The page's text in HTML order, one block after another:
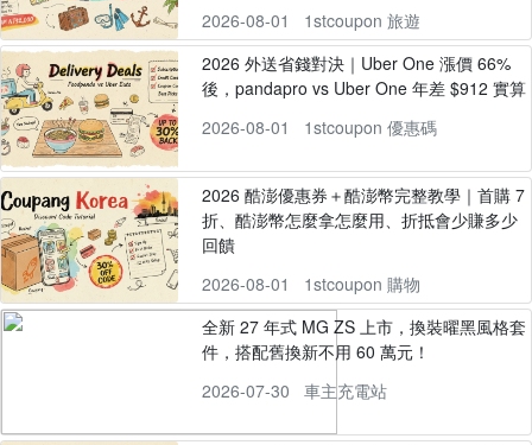
2026-08-01
1stcoupon 旅遊
2026 外送省錢對決｜Uber One 漲價 66%
後，pandapro vs Uber One 年差 $912 實算
2026-08-01
1stcoupon 優惠碼
2026 酷澎優惠券＋酷澎幣完整教學｜首購 7
折、酷澎幣怎麼拿怎麼用、折抵會少賺多少
回饋
2026-08-01
1stcoupon 購物
全新 27 年式 MG ZS 上市，換裝曜黑風格套
件，搭配舊換新不用 60 萬元！
2026-07-30
車主充電站